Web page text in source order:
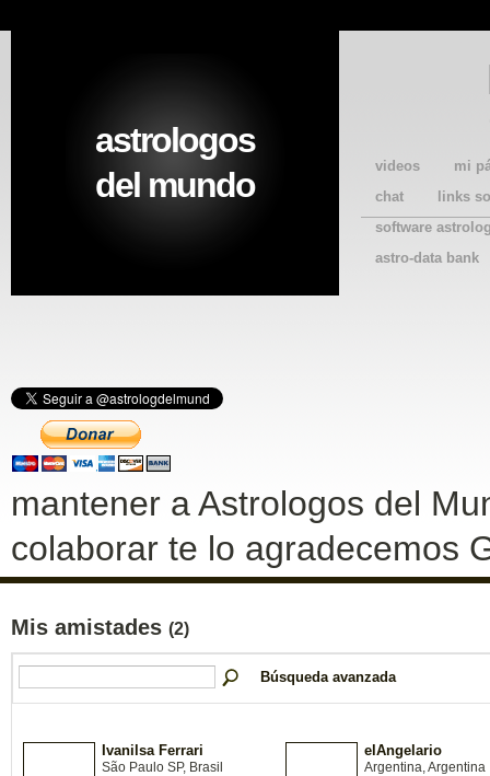
videos
mi
chat
links
software
astro-data bank
astrologos
del mundo
mantener a Astrologos del
colaborar te lo agradecemos
Mis amistades (2)
Búsqueda avanzada
Ivanilsa Ferrari
São Paulo SP, Brasil
elAngelario
Argentina, Argentina